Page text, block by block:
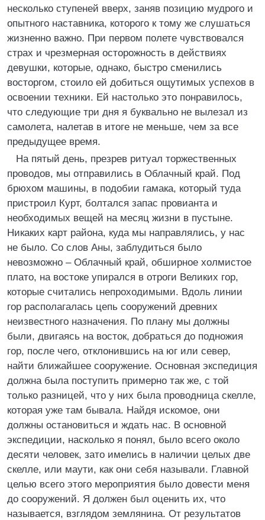
несколько ступеней вверх, заняв позицию мудрого и
опытного наставника, которого к тому же слушаться
жизненно важно. При первом полете чувствовался
страх и чрезмерная осторожность в действиях
девушки, которые, однако, быстро сменились
восторгом, стоило ей добиться ощутимых успехов в
освоении техники. Ей настолько это понравилось,
что следующие три дня я буквально не вылезал из
самолета, налетав в итоге не меньше, чем за все
предыдущее время.
На пятый день, презрев ритуал торжественных
проводов, мы отправились в Облачный край. Под
брюхом машины, в подобии гамака, который туда
пристроил Курт, болтался запас провианта и
необходимых вещей на месяц жизни в пустыне.
Никаких карт района, куда мы направлялись, у нас
не было. Со слов Аны, заблудиться было
невозможно – Облачный край, обширное холмистое
плато, на востоке упирался в отроги Великих гор,
которые считались непроходимыми. Вдоль линии
гор располагалась цепь сооружений древних
неизвестного назначения. По плану мы должны
были, двигаясь на восток, добраться до подножия
гор, после чего, отклонившись на юг или север,
найти ближайшее сооружение. Основная экспедиция
должна была поступить примерно так же, с той
только разницей, что у них была проводница скелле,
которая уже там бывала. Найдя искомое, они
должны остановиться и ждать нас. В основной
экспедиции, насколько я понял, было всего около
десяти человек, зато имелись в наличии целых две
скелле, или маути, как они себя называли. Главной
целью всего этого мероприятия было довести меня
до сооружений. Я должен был оценить их, что
называется, взглядом землянина. От результатов